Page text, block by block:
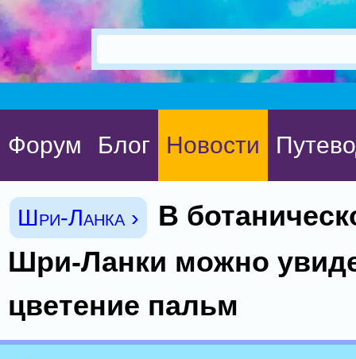
Форум Блог Новости
Шри-Ланка ›
В
Шри-Ланки можно
цветение пальм